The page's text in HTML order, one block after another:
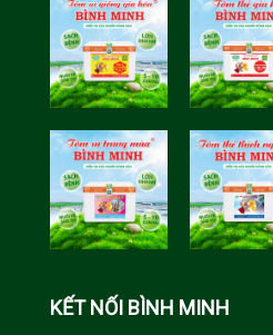
Hóa Bình
Minh
KẾT NỐI BÌNH MINH